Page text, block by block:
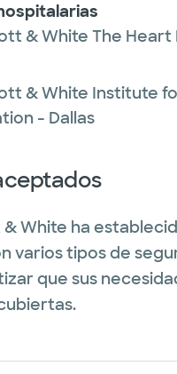
& White The Heart
& White Institute
- Dallas
White ha
varios tipos de
que sus